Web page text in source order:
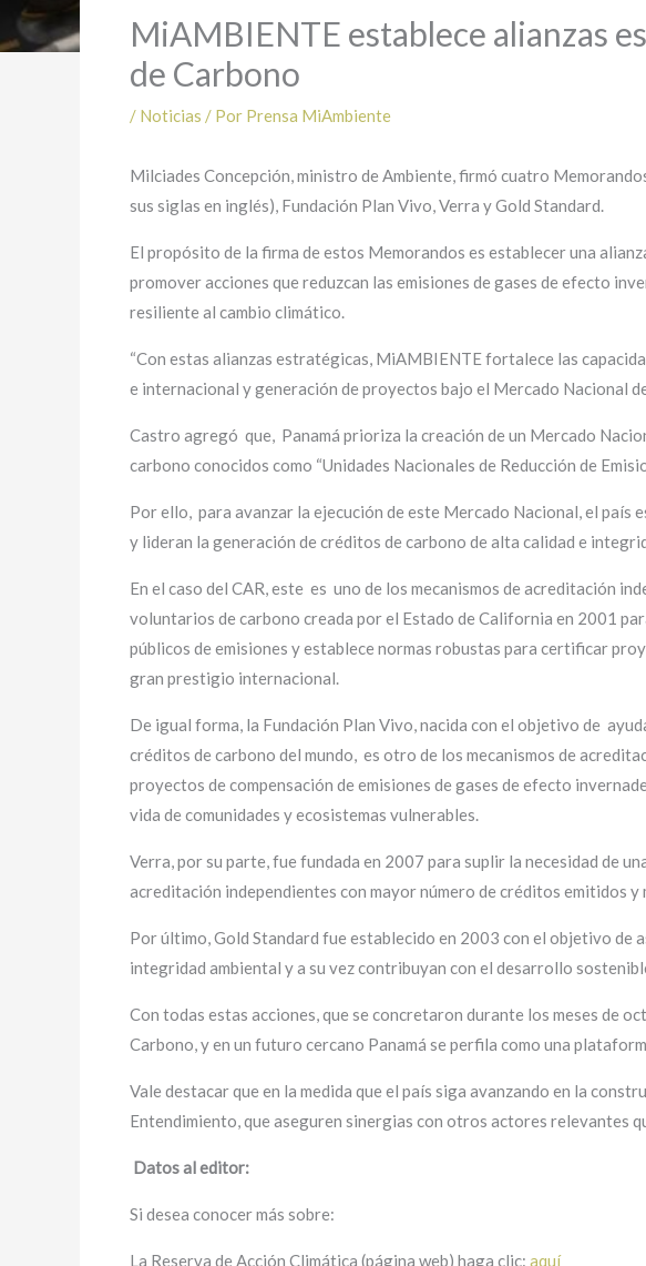
MiAMBIENTE establece alianzas
de Carbono
/ Noticias / Por Prensa MiAmbiente
Milciades Concepción, ministro de Ambiente, firmó cuatro
sus siglas en inglés), Fundación Plan Vivo, Verra y Gold Standard.
El propósito de la firma de estos Memorandos es establecer una
promover acciones que reduzcan las emisiones de gases de efecto
resiliente al cambio climático.
“Con estas alianzas estratégicas, MiAMBIENTE fortalece las
e internacional y generación de proyectos bajo el Mercado Nacional
Castro agregó que, Panamá prioriza la creación de un Mercado
carbono conocidos como “Unidades Nacionales de Reducción de
Por ello, para avanzar la ejecución de este Mercado Nacional, el país
y lideran la generación de créditos de carbono de alta calidad e
En el caso del CAR, este es uno de los mecanismos de acreditación
voluntarios de carbono creada por el Estado de California en 2001
públicos de emisiones y establece normas robustas para certificar
gran prestigio internacional.
De igual forma, la Fundación Plan Vivo, nacida con el objetivo de
créditos de carbono del mundo, es otro de los mecanismos de
proyectos de compensación de emisiones de gases de efecto
vida de comunidades y ecosistemas vulnerables.
Verra, por su parte, fue fundada en 2007 para suplir la necesidad de
acreditación independientes con mayor número de créditos emitidos
Por último, Gold Standard fue establecido en 2003 con el objetivo de
integridad ambiental y a su vez contribuyan con el desarrollo
Con todas estas acciones, que se concretaron durante los meses de
Carbono, y en un futuro cercano Panamá se perfila como una
Vale destacar que en la medida que el país siga avanzando en la
Entendimiento, que aseguren sinergias con otros actores relevantes
Datos al editor:
Si desea conocer más sobre:
La Reserva de Acción Climática (página web) haga clic: aquí